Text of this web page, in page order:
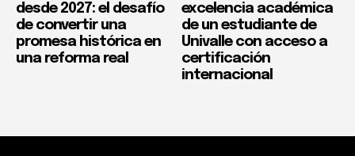
desde 2027: el desafío
de convertir una
promesa histórica en
una reforma real
excelencia académica
de un estudiante de
Univalle con acceso a
certificación
internacional